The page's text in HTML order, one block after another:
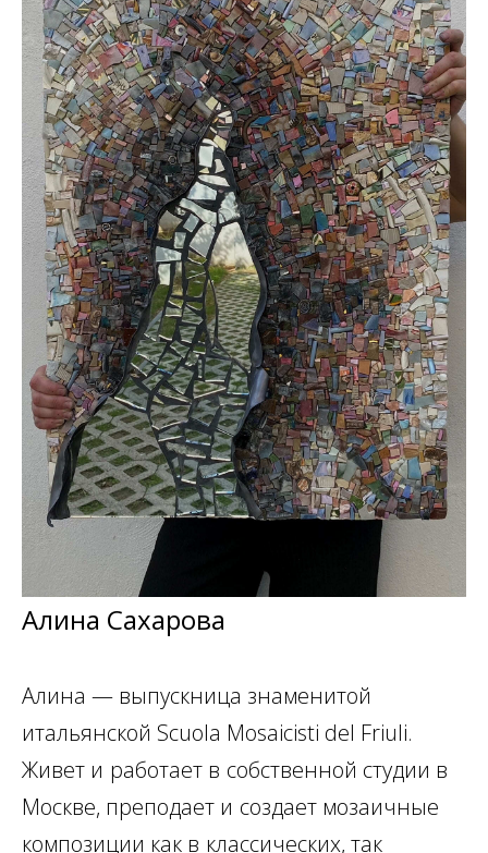
Алина Сахарова
Алина — выпускница знаменитой
итальянской Scuola Mosaicisti del Friuli.
Живет и работает в собственной студии в
Москве, преподает и создает мозаичные
композиции как в классических, так